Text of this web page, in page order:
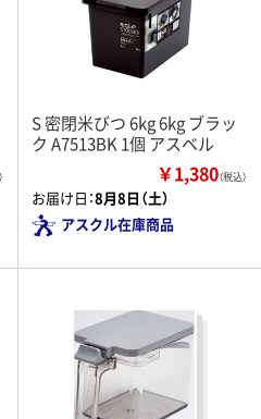
S 密閉米びつ 6kg 6kg ブラッ
ク A7513BK 1個 アスベル
￥1,380（税込）
お届け日：8月8日（土）
アスクル在庫商品